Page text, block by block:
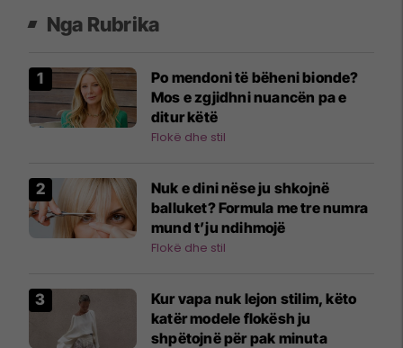
Nga Rubrika
Po mendoni të bëheni bionde?
Mos e zgjidhni nuancën pa e
ditur këtë
Flokë dhe stil
Nuk e dini nëse ju shkojnë
balluket? Formula me tre numra
mund t’ju ndihmojë
Flokë dhe stil
Kur vapa nuk lejon stilim, këto
katër modele flokësh ju
shpëtojnë për pak minuta